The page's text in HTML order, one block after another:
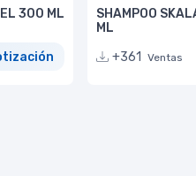
300 ML
SHAMPOO
ML
+361
Ventas